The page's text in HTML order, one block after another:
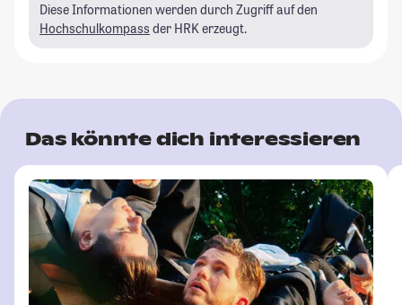
Diese Informationen werden durch Zugriff auf den
Hochschulkompass der HRK erzeugt.
Das könnte dich interessieren